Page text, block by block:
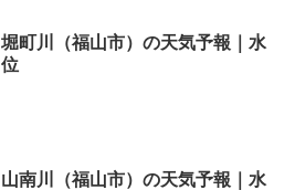
堀町川（福山市）の天気予報｜水
位
山南川（福山市）の天気予報｜水